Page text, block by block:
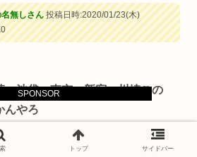
SPONSOR
無しさん投稿日時:2020/01/23(木)
、池袋、東京、新宿、川崎この
んやろ
･ω` つ ）
トップ サイドバー